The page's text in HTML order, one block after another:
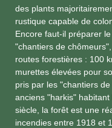
des plants
rustique capable de
Encore faut-il préparer
"chantiers de
routes forestières : 100
murettes élevées pour
pris par les "chantiers
anciens "harkis"
siècle, la forêt est une
incendies entre 1918 et